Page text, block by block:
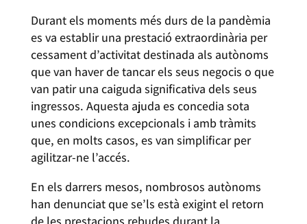
Durant els moments més durs de la pandèmia
es va establir una prestació extraordinària per
cessament d’activitat destinada als autònoms
que van haver de tancar els seus negocis o que
van patir una caiguda significativa dels seus
ingressos. Aquesta ajuda es concedia sota
unes condicions excepcionals i amb tràmits
que, en molts casos, es van simplificar per
agilitzar-ne l’accés.
En els darrers mesos, nombrosos autònoms
han denunciat que se’ls està exigint el retorn